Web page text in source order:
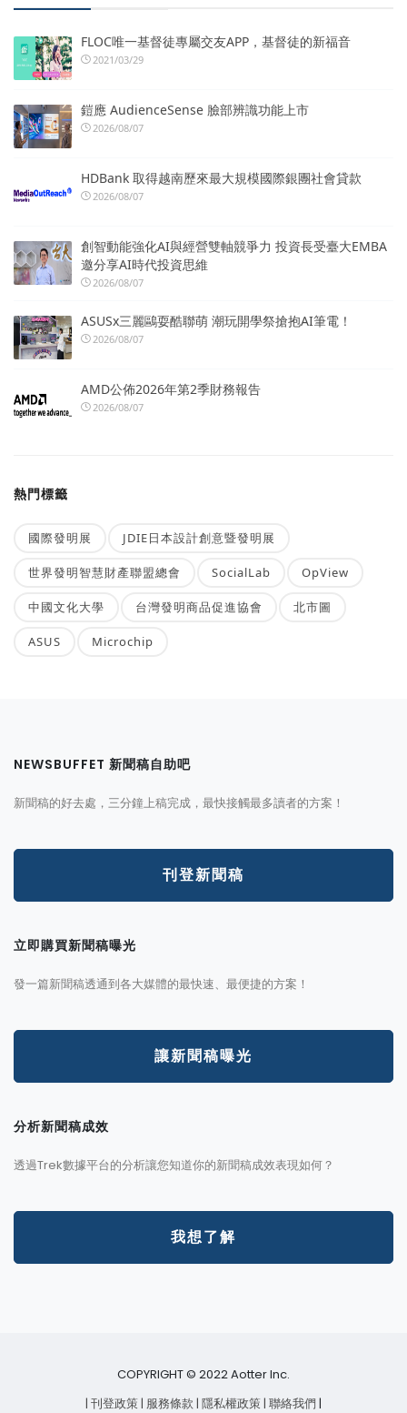
FLOC唯一基督徒專屬交友APP，基督徒的新福音
2021/03/29
鎧應 AudienceSense 臉部辨識功能上市
2026/08/07
HDBank 取得越南歷來最大規模國際銀團社會貸款
2026/08/07
創智動能強化AI與經營雙軸競爭力 投資長受臺大EMBA
邀分享AI時代投資思維
2026/08/07
ASUSx三麗鷗耍酷聯萌 潮玩開學祭搶抱AI筆電！
2026/08/07
AMD公佈2026年第2季財務報告
2026/08/07
熱門標籤
國際發明展 JDIE日本設計創意暨發明展
世界發明智慧財產聯盟總會 SocialLab OpView
中國文化大學 台灣發明商品促進協會 北市圖
ASUS Microchip
NEWSBUFFET 新聞稿自助吧
新聞稿的好去處，三分鐘上稿完成，最快接觸最多讀者的方案！
刊登新聞稿
立即購買新聞稿曝光
發一篇新聞稿透通到各大媒體的最快速、最便捷的方案！
讓新聞稿曝光
分析新聞稿成效
透過Trek數據平台的分析讓您知道你的新聞稿成效表現如何？
我想了解
COPYRIGHT © 2022 Aotter Inc.
| 刊登政策 | 服務條款 | 隱私權政策 | 聯絡我們 |